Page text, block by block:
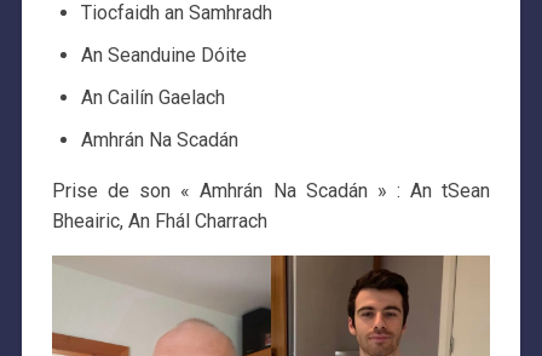
Tiocfaidh an Samhradh
An Seanduine Dóite
An Cailín Gaelach
Amhrán Na Scadán
Prise de son « Amhrán Na Scadán » : An tSean
Bheairic, An Fhál Charrach